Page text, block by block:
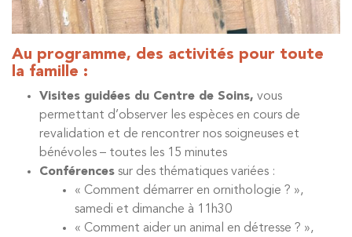
Au programme, des activités pour toute
la famille :
Visites guidées du Centre de Soins, vous
permettant d’observer les espèces en cours de
revalidation et de rencontrer nos soigneuses et
bénévoles – toutes les 15 minutes
Conférences sur des thématiques variées :
« Comment démarrer en ornithologie ? »,
samedi et dimanche à 11h30
« Comment aider un animal en détresse ? »,